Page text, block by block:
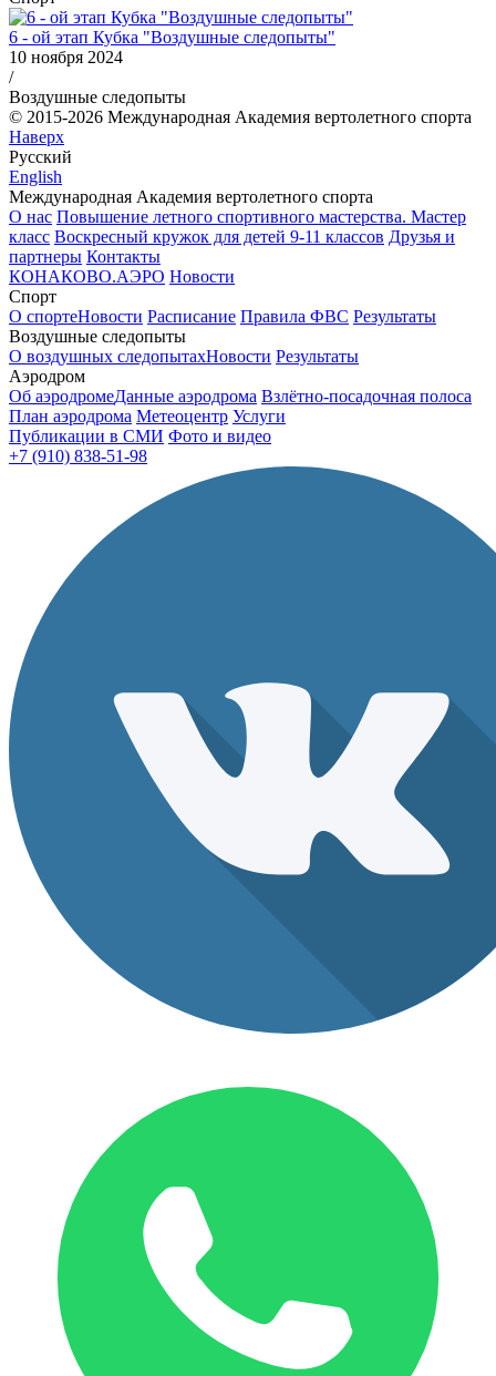
6 - ой этап Кубка "Воздушные следопыты"
10 ноября 2024
/
Воздушные следопыты
© 2015-2026 Международная Академия вертолетного спорта
Наверх
Русский
English
Международная Академия вертолетного спорта
О нас Повышение летного спортивного мастерства. Мастер
класс Воскресный кружок для детей 9-11 классов Друзья и
партнеры Контакты
КОНАКОВО.АЭРО Новости
Спорт
О спортеНовости Расписание Правила ФВС Результаты
Воздушные следопыты
О воздушных следопытахНовости Результаты
Аэродром
Об аэродромеДанные аэродрома Взлётно-посадочная полоса
План аэродрома Метеоцентр Услуги
Публикации в СМИ Фото и видео
+7 (910) 838-51-98